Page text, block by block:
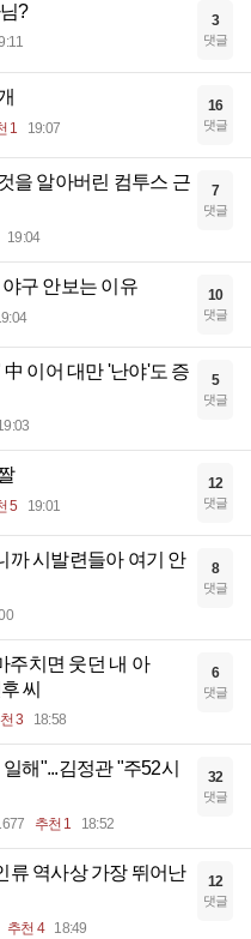
? 3
댓글
1 19:07
16
댓글
을 알아버린 컴투스 근
19:04
7
댓글
구 안보는 이유 10
댓글
이어 대만 '난야'도 증
5
댓글
5 19:01
12
댓글
까 시발련들아 여기 안
8
댓글
주치면 웃던 내 아
씨
3 18:58
6
댓글
해"...김정관 "주52시
추천 1 18:52
32
댓글
류 역사상 가장 뛰어난
추천 4 18:49
12
댓글